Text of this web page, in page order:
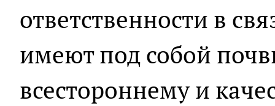
ответственности в
имеют под собой
всестороннему и